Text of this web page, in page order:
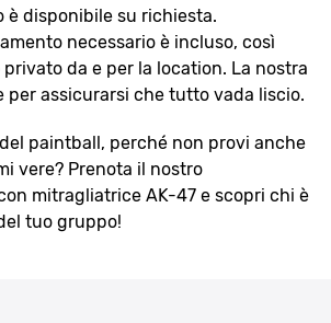
è disponibile su richiesta.
necessario è incluso, così
da e per la location. La nostra
per assicurarsi che tutto vada liscio.
paintball, perché non provi anche
vere? Prenota il nostro
mitragliatrice AK-47 e scopri chi è
tuo gruppo!